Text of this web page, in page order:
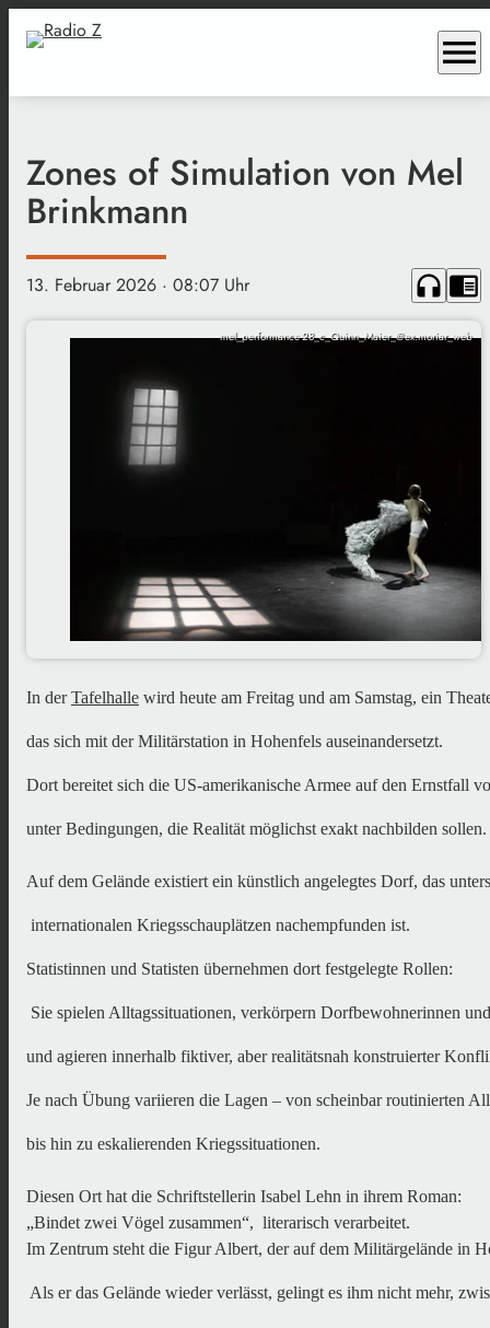
menu
Zones of Simulation von Mel
Brinkmann
13. Februar 2026 · 08:07 Uhr headphones chrome_reader_mode
mel_performance-28_c_Quinn_Maier_@ex.moriar_web
In der Tafelhalle wird heute am Freitag und am Samstag, ein
das sich mit der Militärstation in Hohenfels auseinandersetzt.
Dort bereitet sich die US-amerikanische Armee auf den Ernstfall
unter Bedingungen, die Realität möglichst exakt nachbilden sollen.
Auf dem Gelände existiert ein künstlich angelegtes Dorf, das
internationalen Kriegsschauplätzen nachempfunden ist.
Statistinnen und Statisten übernehmen dort festgelegte Rollen:
Sie spielen Alltagssituationen, verkörpern Dorfbewohnerinnen
und agieren innerhalb fiktiver, aber realitätsnah konstruierter
Je nach Übung variieren die Lagen – von scheinbar routinierten
bis hin zu eskalierenden Kriegssituationen.
Diesen Ort hat die Schriftstellerin Isabel Lehn in ihrem Roman:
„Bindet zwei Vögel zusammen“,  literarisch verarbeitet.
Im Zentrum steht die Figur Albert, der auf dem Militärgelände in
Als er das Gelände wieder verlässt, gelingt es ihm nicht mehr,